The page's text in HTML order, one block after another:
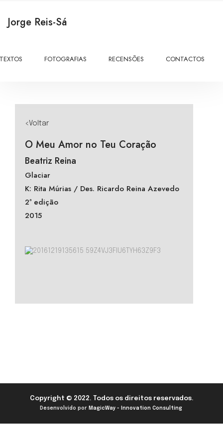
Jorge Reis-Sá
TEXTOS FOTOGRAFIAS RECENSÕES CONTACTOS
<Voltar
O Meu Amor no Teu Coração
Beatriz Reina
Glaciar
K: Rita Múrias / Des. Ricardo Reina Azevedo
2ª edição
2015
Copyright © 2022. Todos os direitos reservados.
Desenvolvido por MagicWay - Innovation Consulting